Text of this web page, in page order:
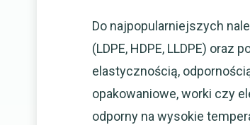
Do najpopularniejszych
(LDPE, HDPE, LLDPE)
elastycznością,
opakowaniowe, worki czy
odporny na wysokie